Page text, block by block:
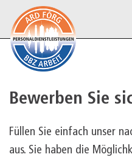
Bewerben Sie
Füllen Sie einfach unser
aus. Sie haben die